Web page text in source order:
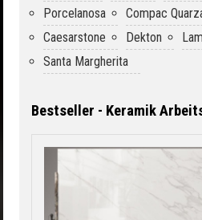
Porcelanosa
Compac
Caesarstone
Dekton
Santa Margherita
Bestseller - Keramik